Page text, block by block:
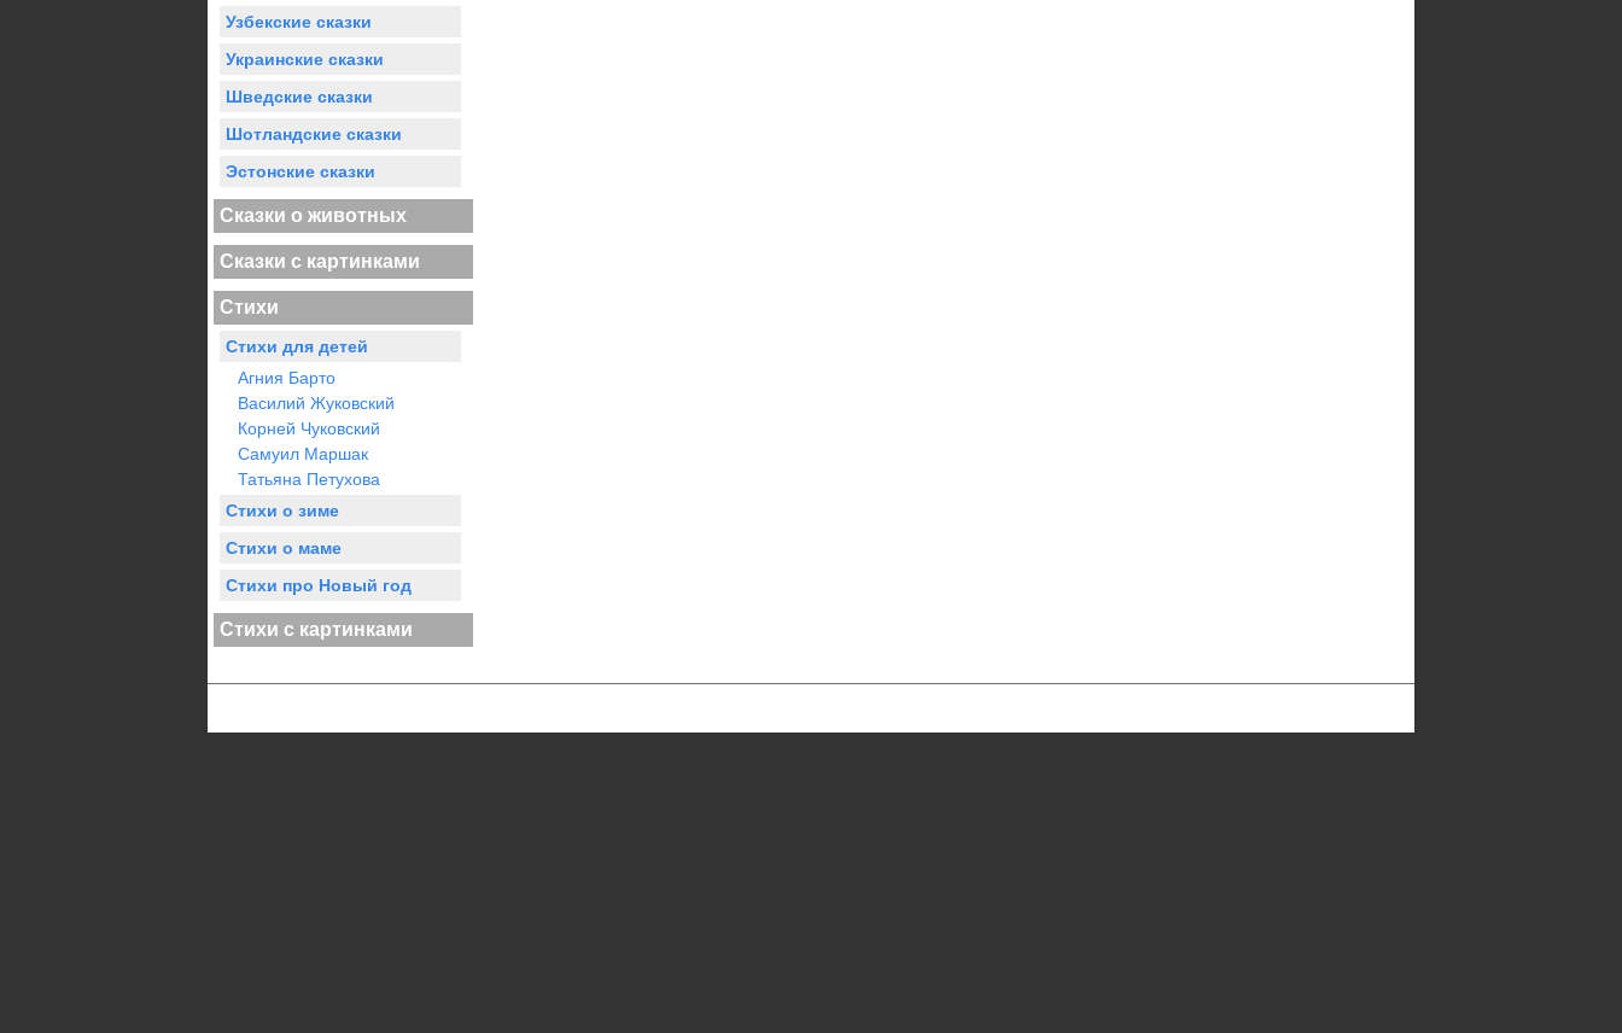
Узбекские сказки
Украинские сказки
Шведские сказки
Шотландские сказки
Эстонские сказки
Сказки о животных
Сказки с картинками
Стихи
Стихи для детей
Агния Барто
Василий Жуковский
Корней Чуковский
Самуил Маршак
Татьяна Петухова
Стихи о зиме
Стихи о маме
Стихи про Новый год
Стихи с картинками